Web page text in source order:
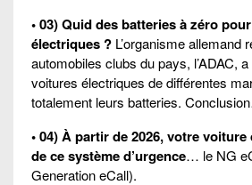
• 03) Quid des batteries à zéro
électriques ? L’organisme allemand
automobiles clubs du pays, l’ADAC,
voitures électriques de différentes
totalement leurs batteries.
• 04) À partir de 2026, votre
de ce système d’urgence… le NG
Generation eCall).